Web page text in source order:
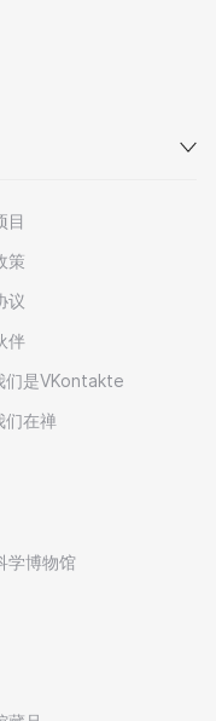
目
策
议
伴
们是VKontakte
们在禅
学博物馆